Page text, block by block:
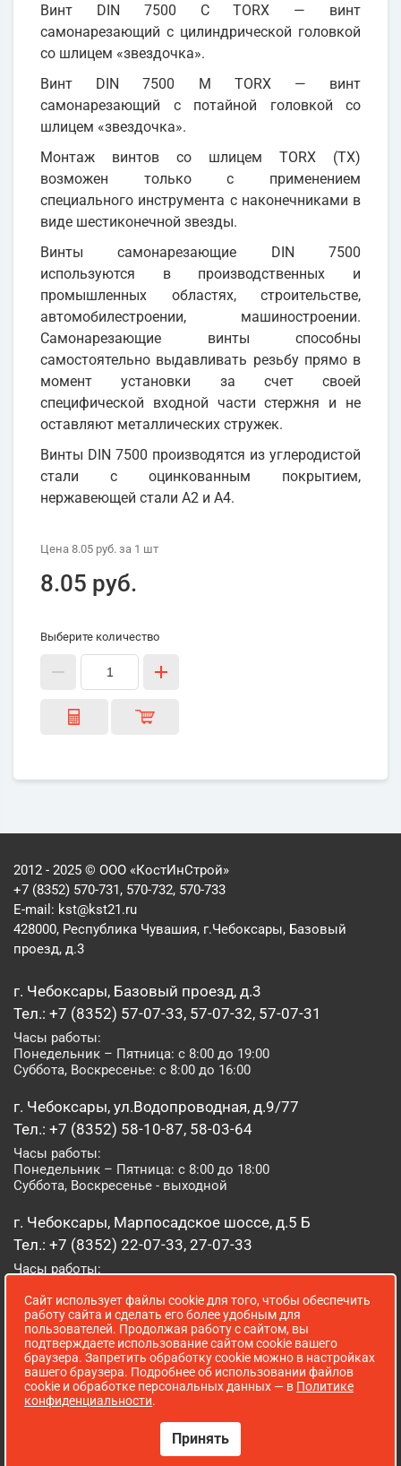
Винт DIN 7500 C TORX — винт
самонарезающий с цилиндрической головкой
со шлицем «звездочка».
Винт DIN 7500 M TORX — винт
самонарезающий с потайной головкой со
шлицем «звездочка».
Монтаж винтов со шлицем TORX (TX)
возможен только с применением
специального инструмента с наконечниками в
виде шестиконечной звезды.
Винты самонарезающие DIN 7500
используются в производственных и
промышленных областях, строительстве,
автомобилестроении, машиностроении.
Самонарезающие винты способны
самостоятельно выдавливать резьбу прямо в
момент установки за счет своей
специфической входной части стержня и не
оставляют металлических стружек.
Винты DIN 7500 производятся из углеродистой
стали с оцинкованным покрытием,
нержавеющей стали А2 и А4.
Цена 8.05 руб. за 1 шт
8.05 руб.
Выберите количество
2012 - 2025 © ООО «КостИнСтрой»
+7 (8352) 570-731, 570-732, 570-733
E-mail: kst@kst21.ru
428000, Республика Чувашия, г.Чебоксары, Базовый
проезд, д.3
г. Чебоксары, Базовый проезд, д.3
Тел.: +7 (8352) 57-07-33, 57-07-32, 57-07-31
Часы работы:
Понедельник – Пятница: с 8:00 до 19:00
Суббота, Воскресенье: с 8:00 до 16:00
г. Чебоксары, ул.Водопроводная, д.9/77
Тел.: +7 (8352) 58-10-87, 58-03-64
Часы работы:
Понедельник – Пятница: с 8:00 до 18:00
Суббота, Воскресенье - выходной
г. Чебоксары, Марпосадское шоссе, д.5 Б
Тел.: +7 (8352) 22-07-33, 27-07-33
Часы работы:
Суббота, Воскресенье: с 8:00 до 16:00
г. Йошкар-Ола, ул. Луначарского, д. 52 А
Тел.: (8362) 41-07-31
Часы работы:
Понедельник – Пятница: с 8:00 до 18:00
Сопровождение сайта WebStroy
Сайт использует файлы cookie для того, чтобы обеспечить
работу сайта и сделать его более удобным для
пользователей. Продолжая работу с сайтом, вы
подтверждаете использование сайтом cookie вашего
браузера. Запретить обработку cookie можно в настройках
вашего браузера. Подробнее об использовании файлов
cookie и обработке персональных данных — в Политике
конфиденциальности.
Принять